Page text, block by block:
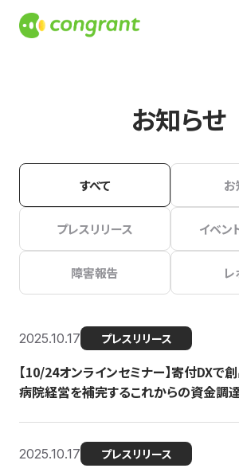
お知らせ
すべて お
プレスリリース イベン
障害報告 レ
2025.10.17 プレスリリース
【10/24オンラインセミナー】寄付DXで
病院経営を補完するこれからの資金調達
2025.10.17 プレスリリース